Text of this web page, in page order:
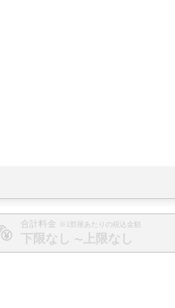
合計料金 ※1部屋あたりの税込金額
〜